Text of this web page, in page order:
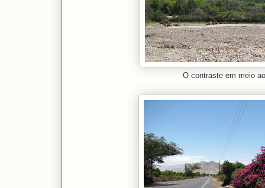
O contraste em meio